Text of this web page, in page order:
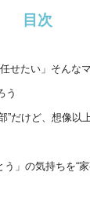
目次
せたい」そんな
う
”だけど、想像以
う」の気持ちを“